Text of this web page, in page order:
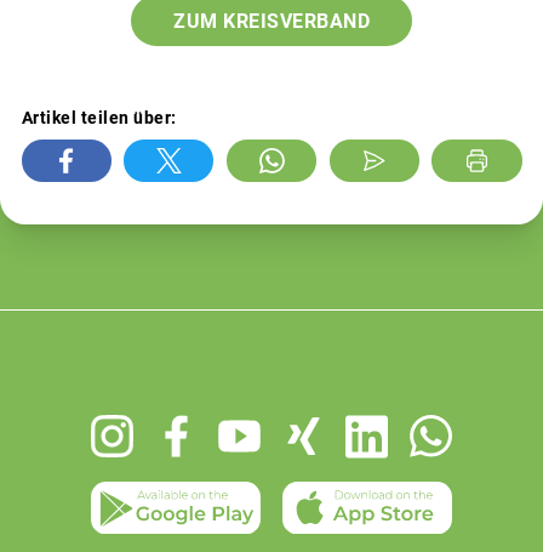
ZUM KREISVERBAND
Artikel teilen über: